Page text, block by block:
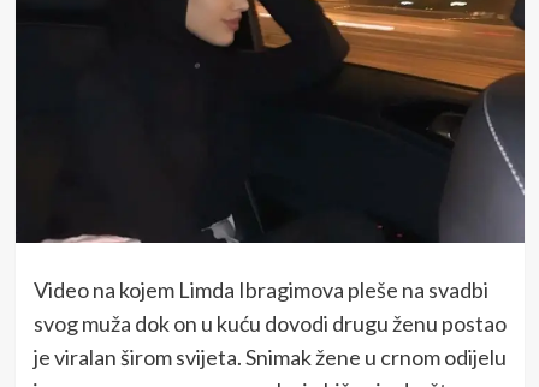
Video na kojem Limda Ibragimova pleše na svadbi
svog muža dok on u kuću dovodi drugu ženu postao
je viralan širom svijeta. Snimak žene u crnom odijelu